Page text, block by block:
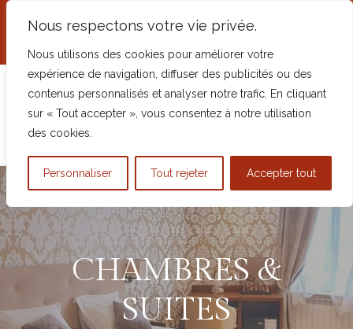
Nous respectons votre vie privée.
Nous utilisons des cookies pour améliorer votre
expérience de navigation, diffuser des publicités ou des
contenus personnalisés et analyser notre trafic. En cliquant
sur « Tout accepter », vous consentez à notre utilisation
des cookies.
Personnaliser Tout rejeter Accepter tout
5 Place Robert Mottu, 41600 Chaumont-
CHAMBRES &
SUITES